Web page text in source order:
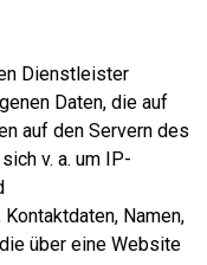
Dienstleister
Daten, die auf
auf den Servern des
v. a. um IP-
Namen,
über eine Website